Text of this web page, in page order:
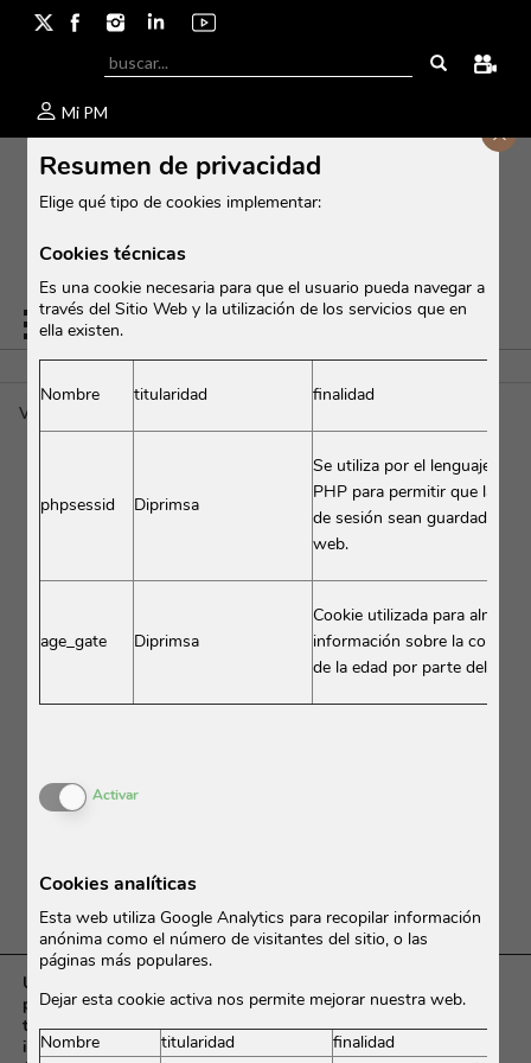
Mi PM
Viognier d'Ardèche
ETIQ._VIOGNIER-
DARDÈCHE.JPG
Utilizamos cookies propias y de terceros, con la finalidad de
permitir el correcto funcionamiento del sitio web (cookies
técnicas), para medir el uso que usted realiza del sitio web e
introducir mejoras en los servicios y contenidos ofrecidos
Resumen de privacidad
Elige qué tipo de cookies implementar:
Cookies técnicas
Es una cookie necesaria para que el usuario pueda navegar a
través del Sitio Web y la utilización de los servicios que en
ella existen.
Nombre titularidad finalidad
phpsessid Diprimsa
Se utiliza por el lenguaje
PHP para permitir que las
de sesión sean guardadas
web.
age_gate Diprimsa
Cookie utilizada para
información sobre la
de la edad por parte del
Activar o desactivar las cookies
Activar
Cookies analíticas
Esta web utiliza Google Analytics para recopilar información
anónima como el número de visitantes del sitio, o las
páginas más populares.
Dejar esta cookie activa nos permite mejorar nuestra web.
Nombre
titularidad
finalidad